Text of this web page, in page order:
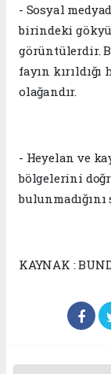
- Sosyal
birindeki
görüntülerdir.
fayın
olağandır.
- Heyelan ve
bölgelerini
KAYNAK :